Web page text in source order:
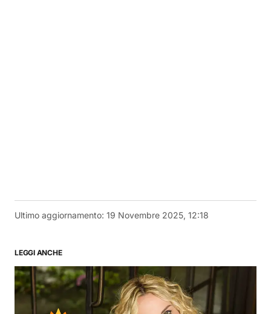
Ultimo aggiornamento: 19 Novembre 2025, 12:18
LEGGI ANCHE